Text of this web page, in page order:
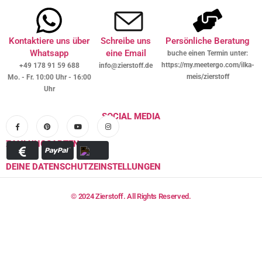
Kontaktiere uns über
Whatsapp
+49 178 91 59 688
Mo. - Fr. 10:00 Uhr - 16:00
Uhr
Schreibe uns
eine Email
info@zierstoff.de
Persönliche Beratung
buche einen Termin unter:
https://my.meetergo.com/ilka-
meis/zierstoff
SOCIAL MEDIA
ZAHLUNGSARTEN
DEINE DATENSCHUTZEINSTELLUNGEN
© 2024 Zierstoff. All Rights Reserved.